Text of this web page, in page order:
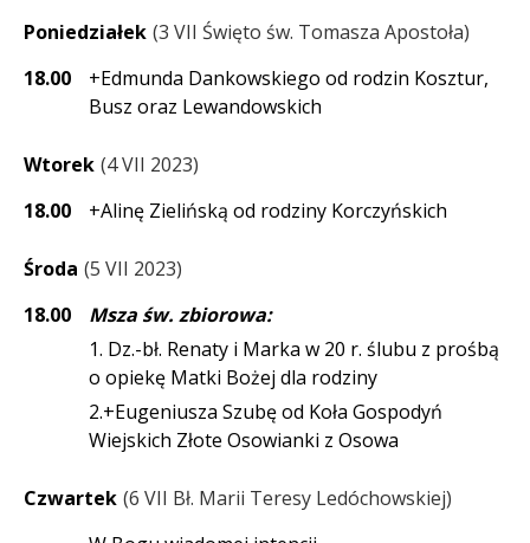
Poniedziałek 3 VII Święto św. Tomasza Apostoła
18.00
+Edmunda Dankowskiego od rodzin Kosztur,
Busz oraz Lewandowskich
Wtorek 4 VII 2023
18.00
+Alinę Zielińską od rodziny Korczyńskich
Środa 5 VII 2023
18.00
Msza św. zbiorowa:
1. Dz.-bł. Renaty i Marka w 20 r. ślubu z prośbą
o opiekę Matki Bożej dla rodziny
2.+Eugeniusza Szubę od Koła Gospodyń
Wiejskich Złote Osowianki z Osowa
Czwartek 6 VII Bł. Marii Teresy Ledóchowskiej